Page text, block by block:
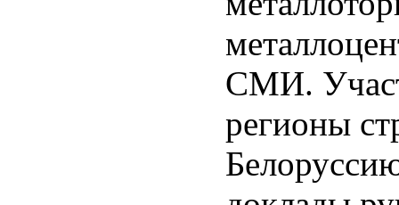
СМИ.
регионы